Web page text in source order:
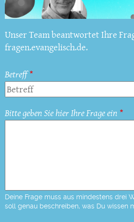
Unser Team beantwortet Ihre
fragen.evangelisch.de.
Betreff
Bitte geben Sie hier Ihre Frage ein
Deine Frage muss aus mindestens drei
soll genau beschreiben, was Du wissen